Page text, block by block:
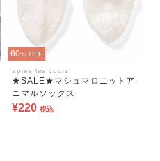
60% OFF
apres les cours
★SALE★マシュマロニットア
ニマルソックス
¥220 税込